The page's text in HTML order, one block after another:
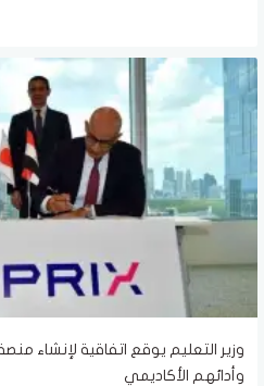
وزير التعليم يوقع اتفاقية لإنشاء
وأدائهم الأكاديمي